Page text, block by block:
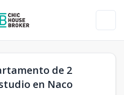
de 2
en Naco